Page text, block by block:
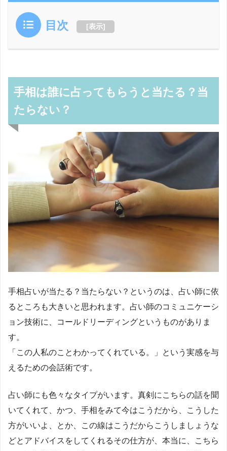
目次 [表示]
手相は誰に占ってもらうと当たる？当
たらない？
手相占いが当たる？当たらない？というのは、占い師に依
るところも大きいと思われます。占い師のコミュニケーシ
ョン技術に、コールドリーディングというものがありま
す。
「この人私のことわかってくれている。」という実感を与
えるための会話術です。
占い師にも色々なタイプがいます。真剣にこちらの話を聞
いてくれて、かつ、手相をみて今はこうだから、こうした
方がいいよ、とか、この線はこうだからこうしましょうな
どとアドバイスをしてくれるその仕方が、本当に、こちら